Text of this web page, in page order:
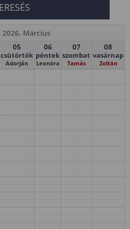
2026. Március
05
csütörtök
Adorján
06
péntek
Leonóra
07
szombat
Tamás
08
vasárnap
Zoltán